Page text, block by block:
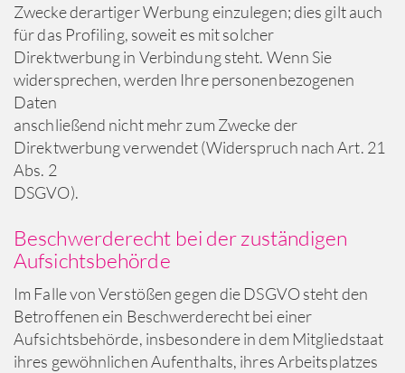
Zwecke derartiger Werbung einzulegen; dies gilt auch
für das Profiling, soweit es mit solcher
Direktwerbung in Verbindung steht. Wenn Sie
widersprechen, werden Ihre personenbezogenen
Daten
anschließend nicht mehr zum Zwecke der
Direktwerbung verwendet (Widerspruch nach Art. 21
Abs. 2
DSGVO).
Beschwerderecht bei der zuständigen
Aufsichtsbehörde
Im Falle von Verstößen gegen die DSGVO steht den
Betroffenen ein Beschwerderecht bei einer
Aufsichtsbehörde, insbesondere in dem Mitgliedstaat
ihres gewöhnlichen Aufenthalts, ihres Arbeitsplatzes